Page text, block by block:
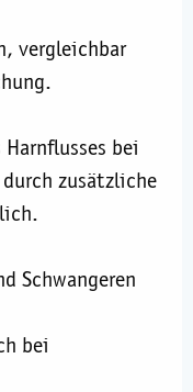
vergleichbar
bei
zusätzliche
Schwangeren
bei